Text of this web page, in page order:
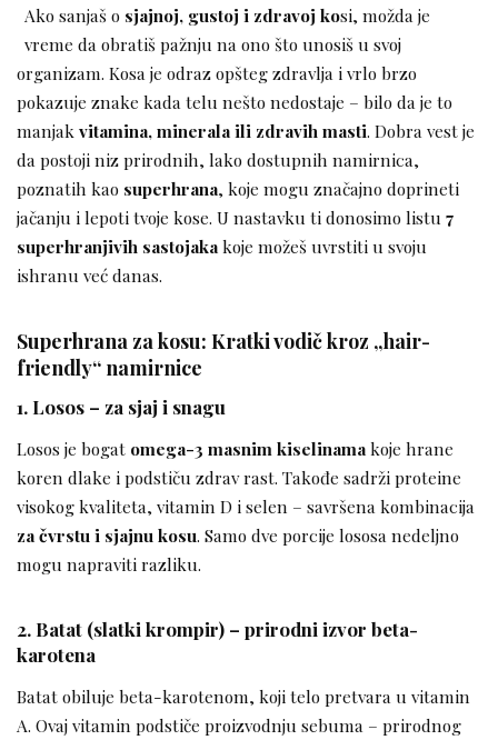
Ako sanjaš o sjajnoj, gustoj i zdravoj kosi, možda je
vreme da obratiš pažnju na ono što unosiš u svoj
organizam. Kosa je odraz opšteg zdravlja i vrlo brzo
pokazuje znake kada telu nešto nedostaje – bilo da je to
manjak vitamina, minerala ili zdravih masti. Dobra vest je
da postoji niz prirodnih, lako dostupnih namirnica,
poznatih kao superhrana, koje mogu značajno doprineti
jačanju i lepoti tvoje kose. U nastavku ti donosimo listu 7
superhranjivih sastojakakoje možeš uvrstiti u svoju
ishranu već danas.
Superhrana za kosu: Kratki vodič kroz „hair-
friendly“ namirnice
1. Losos – za sjaj i snagu
Losos je bogat omega-3 masnim kiselinamakoje hrane
koren dlake i podstiču zdrav rast. Takođe sadrži proteine
visokog kvaliteta, vitamin D i selen – savršena kombinacija
za čvrstu i sjajnu kosu. Samo dve porcije lososa nedeljno
mogu napraviti razliku.
2. Batat (slatki krompir) – prirodni izvor beta-
karotena
Batat obiluje beta-karotenom, koji telo pretvara u vitamin
A. Ovaj vitamin podstiče proizvodnju sebuma – prirodnog